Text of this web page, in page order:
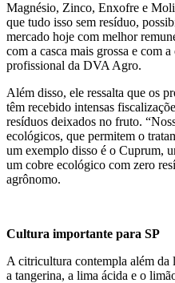
Magnésio, Zinco, Enxofre e
que tudo isso sem resíduo,
mercado hoje com melhor
com a casca mais grossa e com
profissional da DVA Agro.
Além disso, ele ressalta que os
têm recebido intensas
resíduos deixados no fruto.
ecológicos, que permitem o
um exemplo disso é o Cuprum,
um cobre ecológico com zero
agrônomo.
Cultura importante para SP
A citricultura contempla além da
a tangerina, a lima ácida e o